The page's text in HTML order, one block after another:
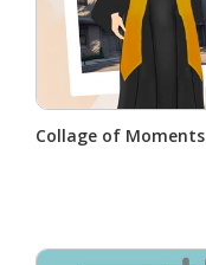
Collage of Moments